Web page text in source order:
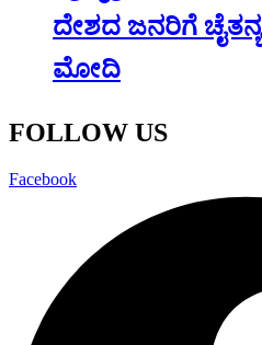
ದೇಶದ ಜನರಿಗೆ
ಮೋದಿ
FOLLOW US
Facebook